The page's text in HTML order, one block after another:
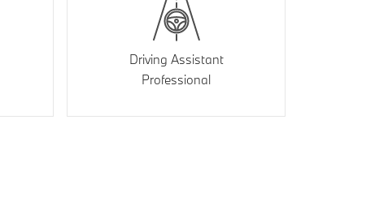
Driving Assistant
Professional